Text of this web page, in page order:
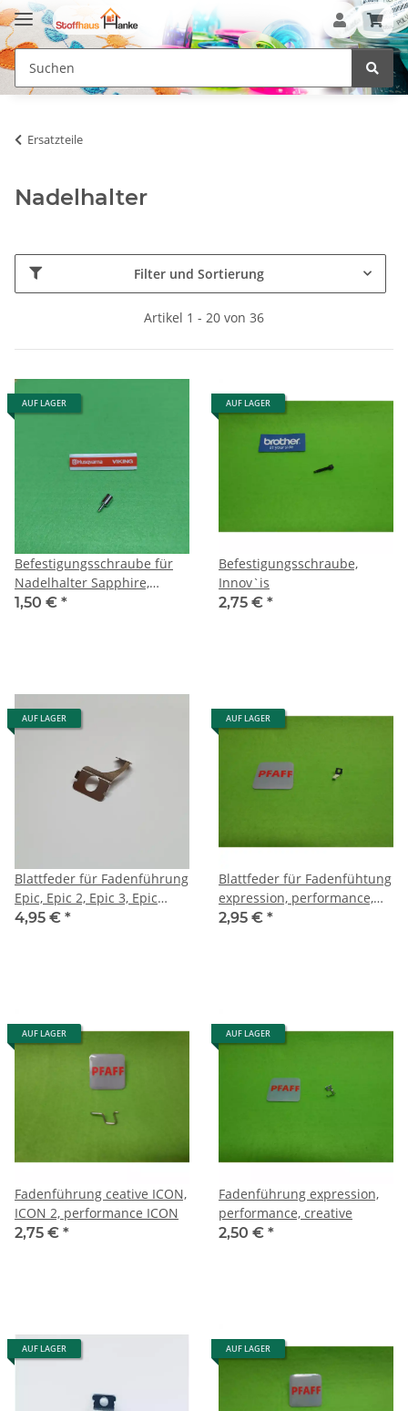
Ersatzteile
Nadelhalter
Filter und Sortierung
Artikel 1 - 20 von 36
AUF LAGER
Befestigungsschraube für
Nadelhalter Sapphire,
Tribute, Opal, Designer SE
1,50 € *
AUF LAGER
Befestigungsschraube,
Innov`is
2,75 € *
AUF LAGER
Blattfeder für Fadenführung
Epic, Epic 2, Epic 3, Epic
Quilt 97
4,95 € *
AUF LAGER
Blattfeder für Fadenfühtung
expression, performance,
creative sensation pro
2,95 € *
AUF LAGER
Fadenführung ceative ICON,
ICON 2, performance ICON
2,75 € *
AUF LAGER
Fadenführung expression,
performance, creative
2,50 € *
AUF LAGER AUF LAGER